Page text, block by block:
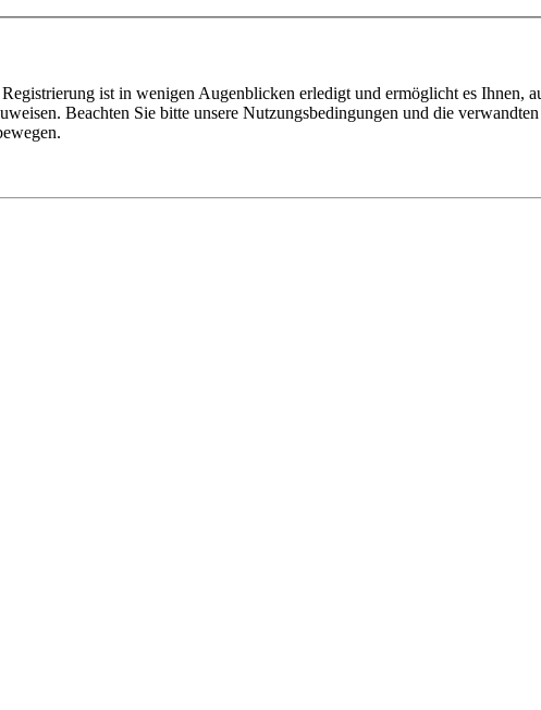
ist in wenigen Augenblicken erledigt und ermöglicht es Ihnen,
Beachten Sie bitte unsere Nutzungsbedingungen und die